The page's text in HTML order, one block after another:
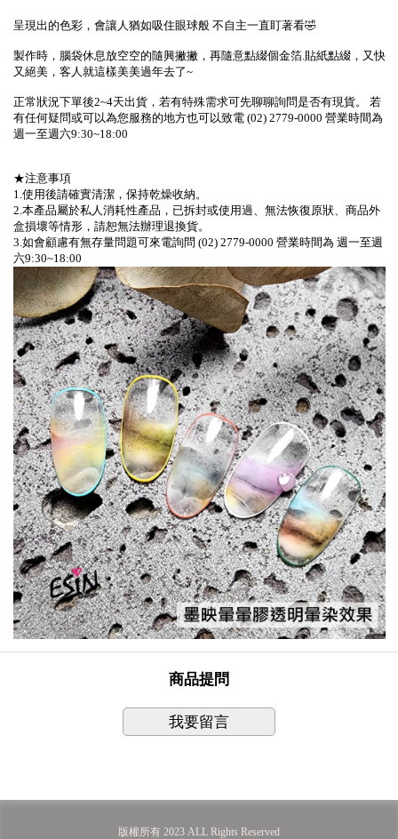
呈現出的色彩，會讓人猶如吸住眼球般 不自主一直盯著看🤣
製作時，腦袋休息放空空的隨興撇撇，再隨意點綴個金箔.貼紙點綴，又快
又絕美，客人就這樣美美過年去了~
正常狀況下單後2~4天出貨，若有特殊需求可先聊聊詢問是否有現貨。 若
有任何疑問或可以為您服務的地方也可以致電 (02) 2779-0000 營業時間為
週一至週六9:30~18:00
★注意事項
1.使用後請確實清潔，保持乾燥收納。
2.本產品屬於私人消耗性產品，已拆封或使用過、無法恢復原狀、商品外
盒損壞等情形，請恕無法辦理退換貨。
3. 如會顧慮有無存量問題可來電詢問 (02) 2779-0000 營業時間為 週一至週
六9:30~18:00
商品提問
我要留言
版權所有 2023 ALL Rights Reserved